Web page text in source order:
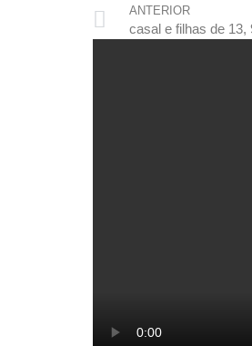
ANTERIOR